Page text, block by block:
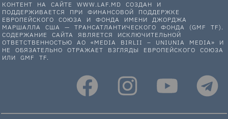
КОНТЕНТ НА САЙТЕ WWW.LAF.MD СОЗДАН И
ПОДДЕРЖИВАЕТСЯ ПРИ ФИНАНСОВОЙ ПОДДЕРЖКЕ
ЕВРОПЕЙСКОГО СОЮЗА И ФОНДА ИМЕНИ ДЖОРДЖА
МАРШАЛЛА США — ТРАНСАТЛАНТИЧЕСКОГО ФОНДА (GMF TF).
СОДЕРЖАНИЕ САЙТА ЯВЛЯЕТСЯ ИСКЛЮЧИТЕЛЬНОЙ
ОТВЕТСТВЕННОСТЬЮ АО «MEDIA BIRLII – UNIUNIA MEDIA» И
НЕ ОБЯЗАТЕЛЬНО ОТРАЖАЕТ ВЗГЛЯДЫ ЕВРОПЕЙСКОГО СОЮЗА
ИЛИ GMF TF.